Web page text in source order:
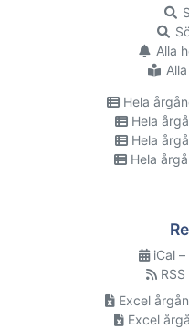
Alla
Hela
Hela
Hela
Hela
iCal –
Excel
Excel